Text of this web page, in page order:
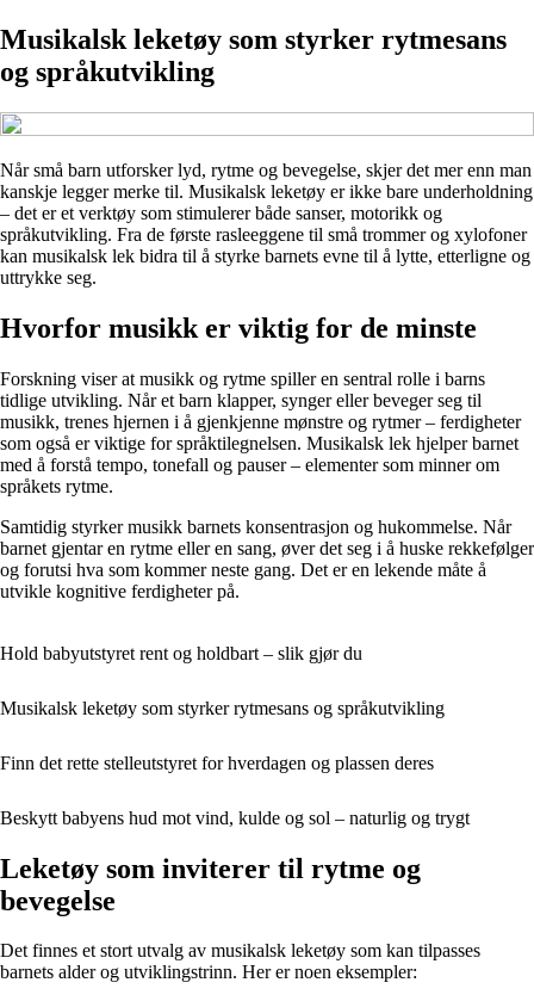
Musikalsk leketøy som styrker rytmesans
og språkutvikling
Når små barn utforsker lyd, rytme og bevegelse, skjer det mer enn man
kanskje legger merke til. Musikalsk leketøy er ikke bare underholdning
– det er et verktøy som stimulerer både sanser, motorikk og
språkutvikling. Fra de første rasleeggene til små trommer og xylofoner
kan musikalsk lek bidra til å styrke barnets evne til å lytte, etterligne og
uttrykke seg.
Hvorfor musikk er viktig for de minste
Forskning viser at musikk og rytme spiller en sentral rolle i barns
tidlige utvikling. Når et barn klapper, synger eller beveger seg til
musikk, trenes hjernen i å gjenkjenne mønstre og rytmer – ferdigheter
som også er viktige for språktilegnelsen. Musikalsk lek hjelper barnet
med å forstå tempo, tonefall og pauser – elementer som minner om
språkets rytme.
Samtidig styrker musikk barnets konsentrasjon og hukommelse. Når
barnet gjentar en rytme eller en sang, øver det seg i å huske rekkefølger
og forutsi hva som kommer neste gang. Det er en lekende måte å
utvikle kognitive ferdigheter på.
Hold babyutstyret rent og holdbart – slik gjør du
Musikalsk leketøy som styrker rytmesans og språkutvikling
Finn det rette stelleutstyret for hverdagen og plassen deres
Beskytt babyens hud mot vind, kulde og sol – naturlig og trygt
Leketøy som inviterer til rytme og
bevegelse
Det finnes et stort utvalg av musikalsk leketøy som kan tilpasses
barnets alder og utviklingstrinn. Her er noen eksempler: